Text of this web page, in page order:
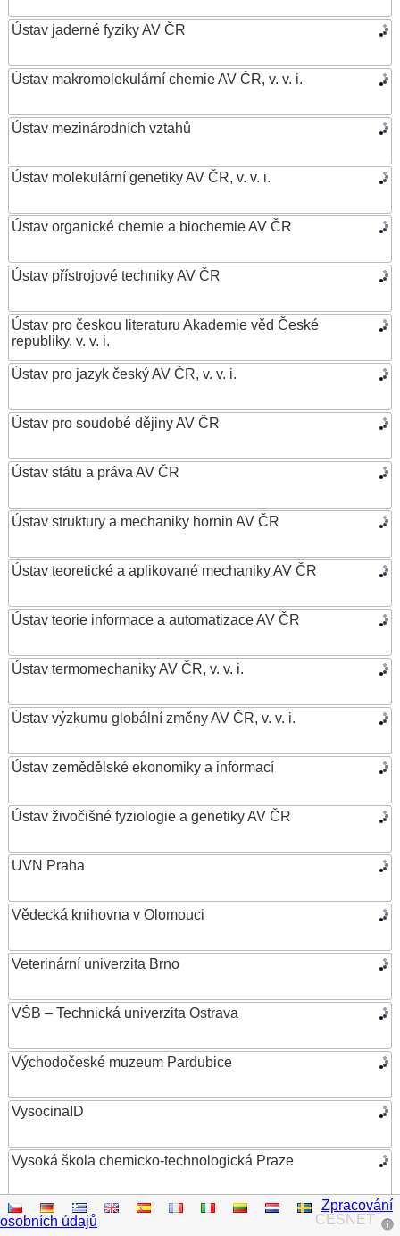
Ústav jaderné fyziky AV ČR
Ústav makromolekulární chemie AV ČR, v. v. i.
Ústav mezinárodních vztahů
Ústav molekulární genetiky AV ČR, v. v. i.
Ústav organické chemie a biochemie AV ČR
Ústav přístrojové techniky AV ČR
Ústav pro českou literaturu Akademie věd České
republiky, v. v. i.
Ústav pro jazyk český AV ČR, v. v. i.
Ústav pro soudobé dějiny AV ČR
Ústav státu a práva AV ČR
Ústav struktury a mechaniky hornin AV ČR
Ústav teoretické a aplikované mechaniky AV ČR
Ústav teorie informace a automatizace AV ČR
Ústav termomechaniky AV ČR, v. v. i.
Ústav výzkumu globální změny AV ČR, v. v. i.
Ústav zemědělské ekonomiky a informací
Ústav živočišné fyziologie a genetiky AV ČR
UVN Praha
Vědecká knihovna v Olomouci
Veterinární univerzita Brno
VŠB – Technická univerzita Ostrava
Východočeské muzeum Pardubice
VysocinaID
Vysoká škola chemicko-technologická Praze
Vysoká škola ekonomická v Praze
CESNET
Zpracování
osobních údajů